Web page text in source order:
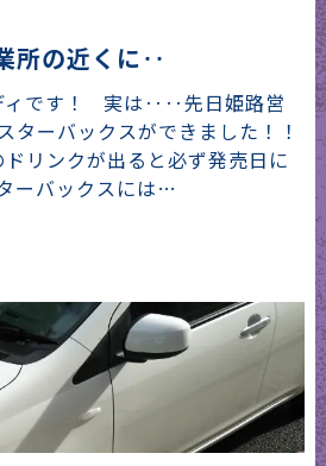
所の近くに‥
ィです！ 実は‥‥先日姫路営
ターバックスができました！！
リンクが出ると必ず発売日に
ーバックスには…